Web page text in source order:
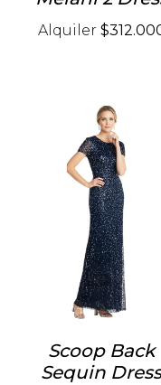
Alquiler
Scoop Back
Sequin Dress